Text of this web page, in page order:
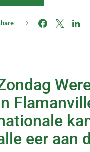
eer aan